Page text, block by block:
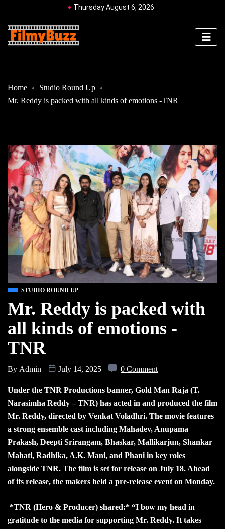
Thursday August 6, 2026
Home
Studio Round Up
Mr. Reddy is packed with all kinds of emotions -TNR
STUDIO ROUND UP
Mr. Reddy is packed with
all kinds of emotions -
TNR
By Admin July 14, 2025 0 Comment
Under the TNR Productions banner, Gold Man Raja (T.
Narasimha Reddy – TNR) has acted in and produced the film
Mr. Reddy, directed by Venkat Voladhri. The movie features
a strong ensemble cast including Mahadev, Anupama
Prakash, Deepti Srirangam, Bhaskar, Mallikarjun, Shankar
Mahati, Radhika, A.K. Mani, and Phani in key roles
alongside TNR. The film is set for release on July 18. Ahead
of its release, the makers held a pre-release event on Monday.
*TNR (Hero & Producer) shared:* “I bow my head in
gratitude to the media for supporting Mr. Reddy. It takes